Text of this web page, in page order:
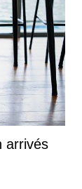
arrivés